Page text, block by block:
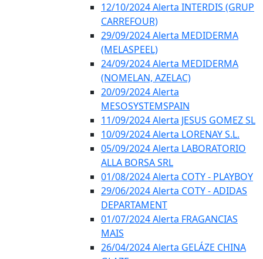
12/10/2024 Alerta INTERDIS (GRUP
CARREFOUR)
29/09/2024 Alerta MEDIDERMA
(MELASPEEL)
24/09/2024 Alerta MEDIDERMA
(NOMELAN, AZELAC)
20/09/2024 Alerta
MESOSYSTEMSPAIN
11/09/2024 Alerta JESUS GOMEZ SL
10/09/2024 Alerta LORENAY S.L.
05/09/2024 Alerta LABORATORIO
ALLA BORSA SRL
01/08/2024 Alerta COTY - PLAYBOY
29/06/2024 Alerta COTY - ADIDAS
DEPARTAMENT
01/07/2024 Alerta FRAGANCIAS
MAIS
26/04/2024 Alerta GELÁZE CHINA